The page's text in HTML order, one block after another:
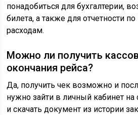
понадобиться для бухгалтерии,
билета, а также для отчетности
расходам.
Можно ли получить
окончания рейса?
Да, получить чек возможно и
нужно зайти в личный кабинет на
и скачать документ из истории